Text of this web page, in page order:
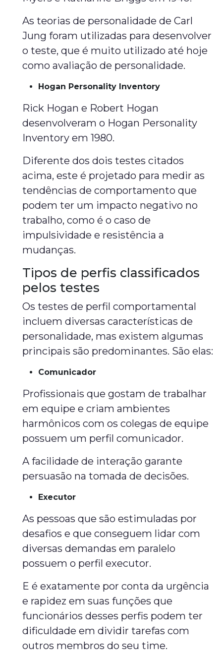
As teorias de personalidade de Carl
Jung foram utilizadas para desenvolver
o teste, que é muito utilizado até hoje
como avaliação de personalidade.
Hogan Personality Inventory
Rick Hogan e Robert Hogan
desenvolveram o Hogan Personality
Inventory em 1980.
Diferente dos dois testes citados
acima, este é projetado para medir as
tendências de comportamento que
podem ter um impacto negativo no
trabalho, como é o caso de
impulsividade e resistência a
mudanças.
Tipos de perfis classificados
pelos testes
Os testes de perfil comportamental
incluem diversas características de
personalidade, mas existem algumas
principais são predominantes. São elas:
Comunicador
Profissionais que gostam de trabalhar
em equipe e criam ambientes
harmônicos com os colegas de equipe
possuem um perfil comunicador.
A facilidade de interação garante
persuasão na tomada de decisões.
Executor
As pessoas que são estimuladas por
desafios e que conseguem lidar com
diversas demandas em paralelo
possuem o perfil executor.
E é exatamente por conta da urgência
e rapidez em suas funções que
funcionários desses perfis podem ter
dificuldade em dividir tarefas com
outros membros do seu time.